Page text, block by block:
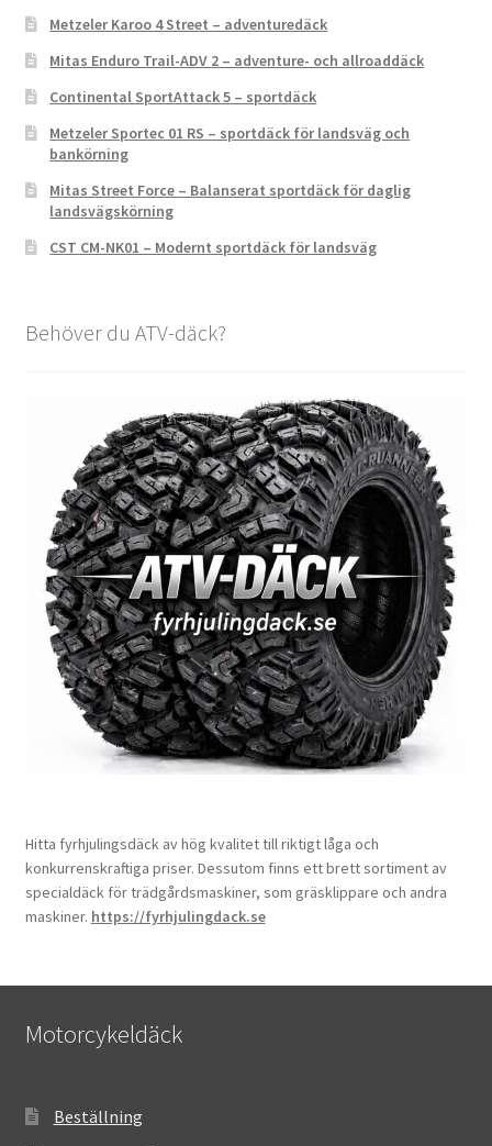
Metzeler Karoo 4 Street – adventuredäck
Mitas Enduro Trail-ADV 2 – adventure- och allroaddäck
Continental SportAttack 5 – sportdäck
Metzeler Sportec 01 RS – sportdäck för landsväg och
bankörning
Mitas Street Force – Balanserat sportdäck för daglig
landsvägskörning
CST CM-NK01 – Modernt sportdäck för landsväg
Behöver du ATV-däck?
Hitta fyrhjulingsdäck av hög kvalitet till riktigt låga och
konkurrenskraftiga priser. Dessutom finns ett brett sortiment av
specialdäck för trädgårdsmaskiner, som gräsklippare och andra
maskiner. https://fyrhjulingdack.se
Motorcykeldäck
Beställning